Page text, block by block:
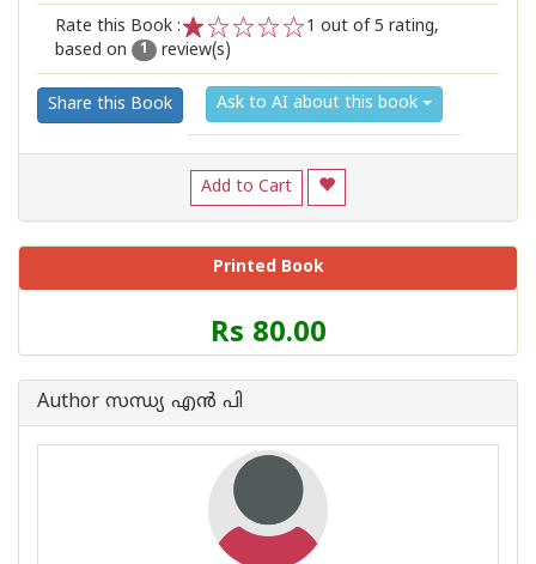
Rate this Book :
2
1
1 out of 5 rating,
based on
1 review(s)
Share this Book Ask to AI about this book
Add to Cart
Printed Book
Price
of
Book
Rs 80.00
Author സന്ധ്യ എന്‍ പി